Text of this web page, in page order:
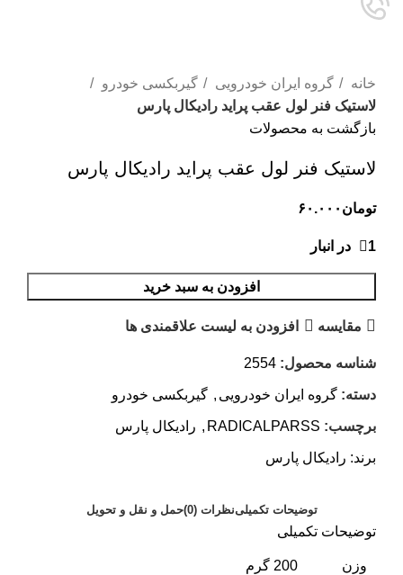
خانه
گروه ایران خودرویی
گیربکسی خودرو
لاستیک فنر لول عقب پراید رادیکال پارس
بازگشت به محصولات
لاستیک فنر لول عقب پراید رادیکال پارس
تومان ۶۰.۰۰۰
1 در انبار
افزودن به سبد خرید
مقایسه افزودن به لیست علاقمندی ها
شناسه محصول: 2554
دسته: گروه ایران خودرویی , گیربکسی خودرو
برچسب: RADICALPARSS
, رادیکال پارس
برند: رادیکال پارس
توضیحات تکمیلینظرات (0) حمل و نقل و تحویل
توضیحات تکمیلی
وزن 200 گرم